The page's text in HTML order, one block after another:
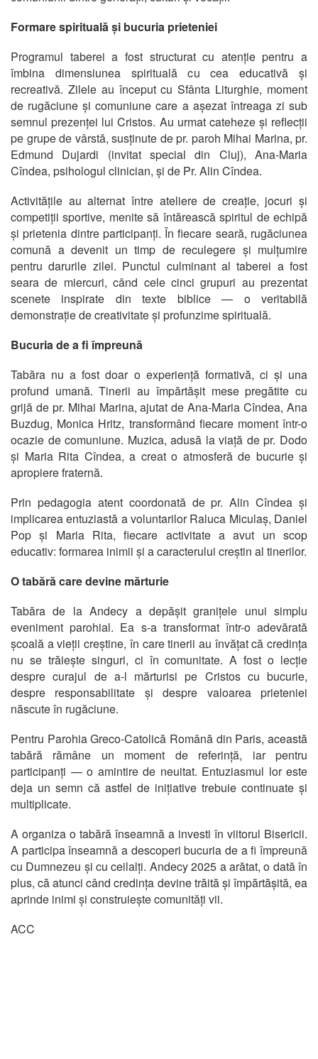
Formare spirituală și bucuria prieteniei
Programul taberei a fost structurat cu atenție pentru a
îmbina dimensiunea spirituală cu cea educativă și
recreativă. Zilele au început cu Sfânta Liturghie, moment
de rugăciune și comuniune care a așezat întreaga zi sub
semnul prezenței lui Cristos. Au urmat cateheze și reflecții
pe grupe de vârstă, susținute de pr. paroh Mihai Marina, pr.
Edmund Dujardi (invitat special din Cluj), Ana-Maria
Cîndea, psihologul clinician, și de Pr. Alin Cîndea.
Activitățile au alternat între ateliere de creație, jocuri și
competiții sportive, menite să întărească spiritul de echipă
și prietenia dintre participanți. În fiecare seară, rugăciunea
comună a devenit un timp de reculegere și mulțumire
pentru darurile zilei. Punctul culminant al taberei a fost
seara de miercuri, când cele cinci grupuri au prezentat
scenete inspirate din texte biblice — o veritabilă
demonstrație de creativitate și profunzime spirituală.
Bucuria de a fi împreună
Tabăra nu a fost doar o experiență formativă, ci și una
profund umană. Tinerii au împărtășit mese pregătite cu
grijă de pr. Mihai Marina, ajutat de Ana-Maria Cîndea, Ana
Buzdug, Monica Hritz, transformând fiecare moment într-o
ocazie de comuniune. Muzica, adusă la viață de pr. Dodo
și Maria Rita Cîndea, a creat o atmosferă de bucurie și
apropiere fraternă.
Prin pedagogia atent coordonată de pr. Alin Cîndea și
implicarea entuziastă a voluntarilor Raluca Miculaș, Daniel
Pop și Maria Rita, fiecare activitate a avut un scop
educativ: formarea inimii și a caracterului creștin al tinerilor.
O tabără care devine mărturie
Tabăra de la Andecy a depășit granițele unui simplu
eveniment parohial. Ea s-a transformat într-o adevărată
școală a vieții creștine, în care tinerii au învățat că credința
nu se trăiește singuri, ci în comunitate. A fost o lecție
despre curajul de a-l mărturisi pe Cristos cu bucurie,
despre responsabilitate și despre valoarea prieteniei
născute în rugăciune.
Pentru Parohia Greco-Catolică Română din Paris, această
tabără rămâne un moment de referință, iar pentru
participanți — o amintire de neuitat. Entuziasmul lor este
deja un semn că astfel de inițiative trebuie continuate și
multiplicate.
A organiza o tabără înseamnă a investi în viitorul Bisericii.
A participa înseamnă a descoperi bucuria de a fi împreună
cu Dumnezeu și cu ceilalți. Andecy 2025 a arătat, o dată în
plus, că atunci când credința devine trăită și împărtășită, ea
aprinde inimi și construiește comunități vii.
ACC